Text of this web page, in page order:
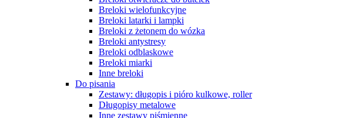
Breloki wielofunkcyjne
Breloki latarki i lampki
Breloki z żetonem do wózka
Breloki antystresy
Breloki odblaskowe
Breloki miarki
Inne breloki
Do pisania
Zestawy: długopis i pióro kulkowe, roller
Długopisy metalowe
Inne zestawy piśmienne